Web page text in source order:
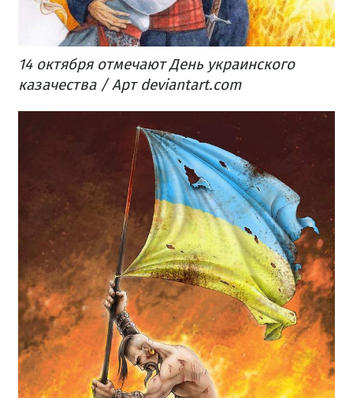
14 октября отмечают День украинского
казачества / Арт deviantart.com